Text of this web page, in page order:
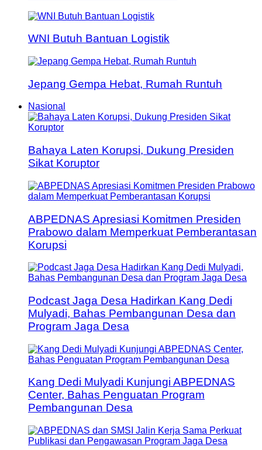
WNI Butuh Bantuan Logistik
Jepang Gempa Hebat, Rumah Runtuh
Nasional
Bahaya Laten Korupsi, Dukung Presiden
Sikat Koruptor
ABPEDNAS Apresiasi Komitmen Presiden
Prabowo dalam Memperkuat Pemberantasan
Korupsi
Podcast Jaga Desa Hadirkan Kang Dedi
Mulyadi, Bahas Pembangunan Desa dan
Program Jaga Desa
Kang Dedi Mulyadi Kunjungi ABPEDNAS
Center, Bahas Penguatan Program
Pembangunan Desa